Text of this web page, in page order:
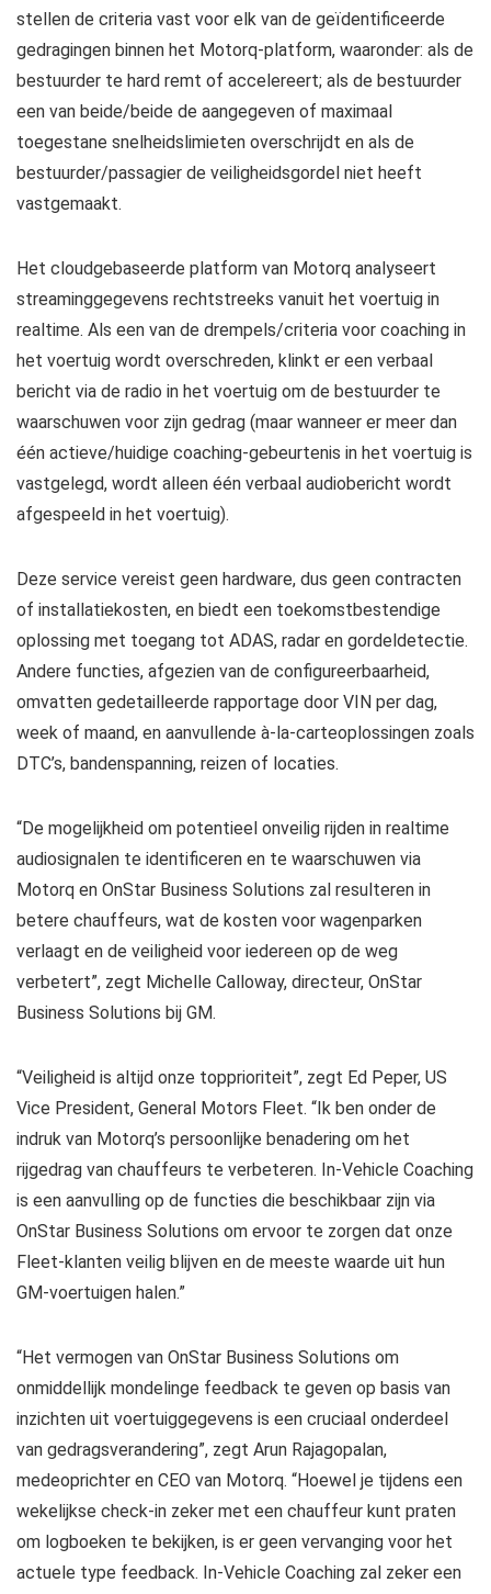
stellen de criteria vast voor elk van de geïdentificeerde
gedragingen binnen het Motorq-platform, waaronder: als de
bestuurder te hard remt of accelereert; als de bestuurder
een van beide/beide de aangegeven of maximaal
toegestane snelheidslimieten overschrijdt en als de
bestuurder/passagier de veiligheidsgordel niet heeft
vastgemaakt.
Het cloudgebaseerde platform van Motorq analyseert
streaminggegevens rechtstreeks vanuit het voertuig in
realtime. Als een van de drempels/criteria voor coaching in
het voertuig wordt overschreden, klinkt er een verbaal
bericht via de radio in het voertuig om de bestuurder te
waarschuwen voor zijn gedrag (maar wanneer er meer dan
één actieve/huidige coaching-gebeurtenis in het voertuig is
vastgelegd, wordt alleen één verbaal audiobericht wordt
afgespeeld in het voertuig).
Deze service vereist geen hardware, dus geen contracten
of installatiekosten, en biedt een toekomstbestendige
oplossing met toegang tot ADAS, radar en gordeldetectie.
Andere functies, afgezien van de configureerbaarheid,
omvatten gedetailleerde rapportage door VIN per dag,
week of maand, en aanvullende à-la-carteoplossingen zoals
DTC’s, bandenspanning, reizen of locaties.
“De mogelijkheid om potentieel onveilig rijden in realtime
audiosignalen te identificeren en te waarschuwen via
Motorq en OnStar Business Solutions zal resulteren in
betere chauffeurs, wat de kosten voor wagenparken
verlaagt en de veiligheid voor iedereen op de weg
verbetert”, zegt Michelle Calloway, directeur, OnStar
Business Solutions bij GM.
“Veiligheid is altijd onze topprioriteit”, zegt Ed Peper, US
Vice President, General Motors Fleet. “Ik ben onder de
indruk van Motorq’s persoonlijke benadering om het
rijgedrag van chauffeurs te verbeteren. In-Vehicle Coaching
is een aanvulling op de functies die beschikbaar zijn via
OnStar Business Solutions om ervoor te zorgen dat onze
Fleet-klanten veilig blijven en de meeste waarde uit hun
GM-voertuigen halen.”
“Het vermogen van OnStar Business Solutions om
onmiddellijk mondelinge feedback te geven op basis van
inzichten uit voertuiggegevens is een cruciaal onderdeel
van gedragsverandering”, zegt Arun Rajagopalan,
medeoprichter en CEO van Motorq. “Hoewel je tijdens een
wekelijkse check-in zeker met een chauffeur kunt praten
om logboeken te bekijken, is er geen vervanging voor het
actuele type feedback. In-Vehicle Coaching zal zeker een